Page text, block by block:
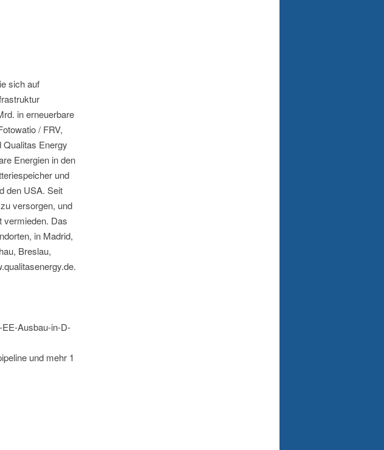
sich auf
in erneuerbare
/ FRV,
Qualitas Energy
Energien in den
und
den USA. Seit
versorgen, und
vermieden. Das
in Madrid,
Breslau,
Ausbau-in-D-
und mehr 1